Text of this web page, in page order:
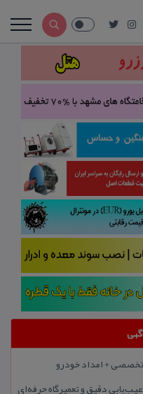
تخصصی + امداد خودرو
دقیق و تعمیرگاه حرفه‌ای